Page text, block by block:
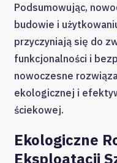
Podsumowując,
budowie i
przyczyniają się do
funkcjonalności i
nowoczesne
ekologicznej i
ściekowej.
Ekologiczne
Eksploatacji